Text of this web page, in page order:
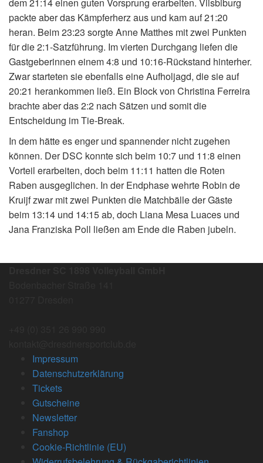
packte aber das Kämpferherz aus und kam auf 21:20
heran. Beim 23:23 sorgte Anne Matthes mit zwei Punkten
für die 2:1-Satzführung. Im vierten Durchgang liefen die
Gastgeberinnen einem 4:8 und 10:16-Rückstand hinterher.
Zwar starteten sie ebenfalls eine Aufholjagd, die sie auf
20:21 herankommen ließ. Ein Block von Christina Ferreira
brachte aber das 2:2 nach Sätzen und somit die
Entscheidung im Tie-Break.
In dem hätte es enger und spannender nicht zugehen
können. Der DSC konnte sich beim 10:7 und 11:8 einen
Vorteil erarbeiten, doch beim 11:11 hatten die Roten
Raben ausgeglichen. In der Endphase wehrte Robin de
Kruijf zwar mit zwei Punkten die Matchbälle der Gäste
beim 13:14 und 14:15 ab, doch Liana Mesa Luaces und
Jana Franziska Poll ließen am Ende die Raben jubeln.
Impressum
Datenschutzerklärung
Tickets
Gutscheine
Newsletter
Fanshop
Cookie-Richtlinie (EU)